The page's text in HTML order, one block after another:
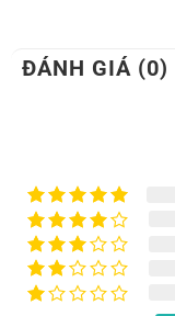
ĐÁNH GIÁ (0)
Được xếp
hạng55
sao
Được
xếp
hạng 4
5 sao
Được
xếp
hạng
Được